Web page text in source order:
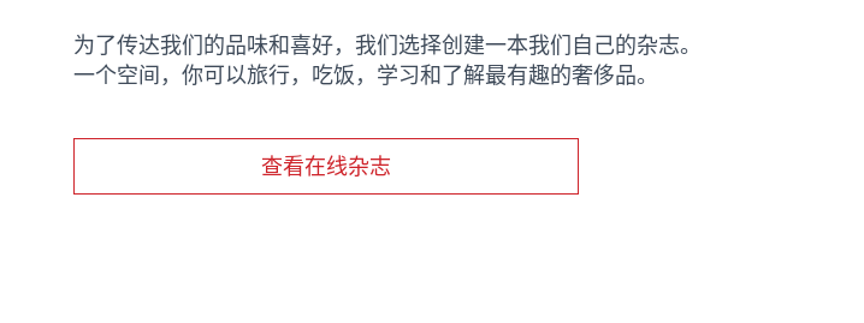
为了传达我们的品味和喜好，我们选择创建一本我们自己的杂志。
一个空间，你可以旅行，吃饭，学习和了解最有趣的奢侈品。
查看在线杂志